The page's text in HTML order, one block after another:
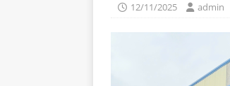
12/11/2025 admin